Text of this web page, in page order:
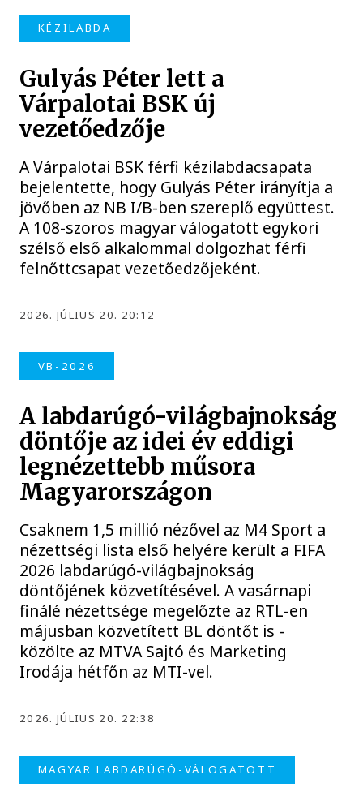
KÉZILABDA
Gulyás Péter lett a
Várpalotai BSK új
vezetőedzője
A Várpalotai BSK férfi kézilabdacsapata
bejelentette, hogy Gulyás Péter irányítja a
jövőben az NB I/B-ben szereplő együttest.
A 108-szoros magyar válogatott egykori
szélső első alkalommal dolgozhat férfi
felnőttcsapat vezetőedzőjeként.
2026. JÚLIUS 20. 20:12
VB-2026
A labdarúgó-világbajnokság
döntője az idei év eddigi
legnézettebb műsora
Magyarországon
Csaknem 1,5 millió nézővel az M4 Sport a
nézettségi lista első helyére került a FIFA
2026 labdarúgó-világbajnokság
döntőjének közvetítésével. A vasárnapi
finálé nézettsége megelőzte az RTL-en
májusban közvetített BL döntőt is -
közölte az MTVA Sajtó és Marketing
Irodája hétfőn az MTI-vel.
2026. JÚLIUS 20. 22:38
MAGYAR LABDARÚGÓ-VÁLOGATOTT